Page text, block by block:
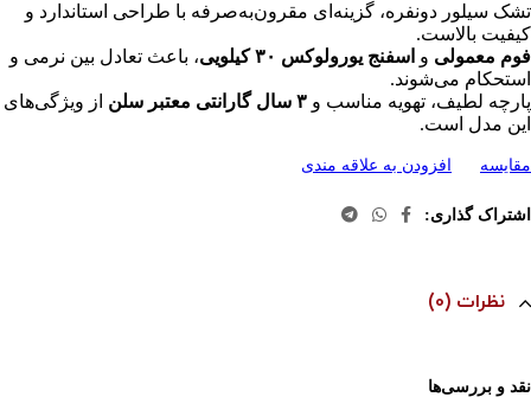
تشک سیلور دو‌نفره، گزینه‌ای مقرون‌به‌صرفه با طراحی استاندارد و
کیفیت بالاست.
فوم معمولی و اسفنج یورولوکس ۳۰ کیلویی
، باعث تعادل بین نرمی و
استحکام می‌شوند.
پارچه لطیف، تهویه مناسب و ۳ سال گارانتی معتبر سلن
از ویژگی‌های
این مدل است.
مقایسه افزودن به علاقه مندی
اشتراک گذاری:
نظرات (0)
نقد و بررسی‌ها